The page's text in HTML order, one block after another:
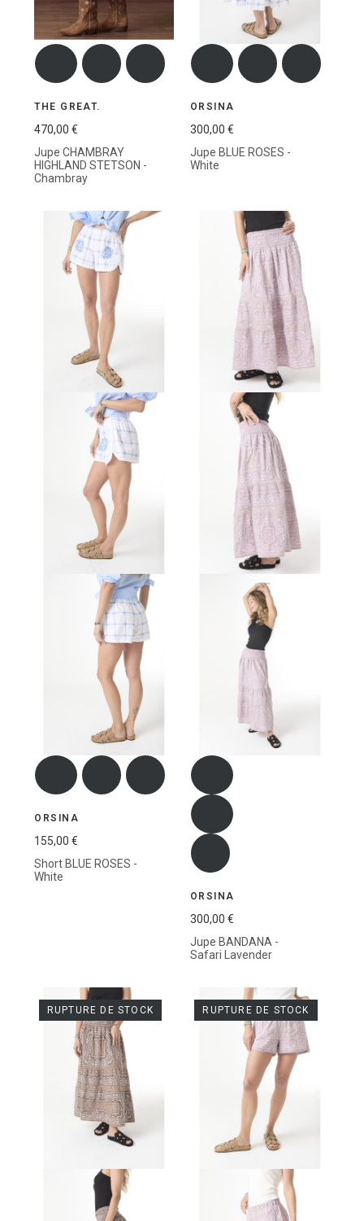
THE GREAT.
Jupe CHAMBRAY
HIGHLAND STETSON -
Chambray
470,00 €
ORSINA
Jupe BLUE ROSES -
White
300,00 €
ORSINA
Short BLUE ROSES -
White
155,00 €
ORSINA
Jupe BANDANA -
Safari Lavender
300,00 €
RUPTURE DE STOCK RUPTURE DE STOCK